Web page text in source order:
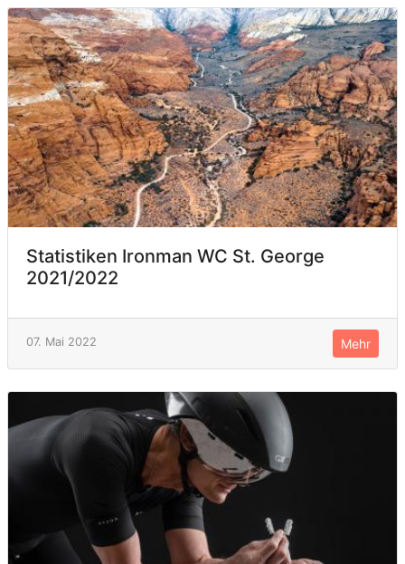
Statistiken Ironman WC St. George
2021/2022
07. Mai 2022 Mehr